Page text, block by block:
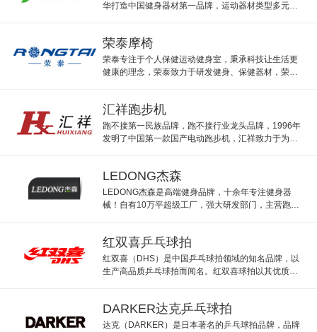
华打造中国健身器材第一品牌，运动器材类型多元完
荣泰摩椅
荣泰专注于个人保健运动健身室，秉承科技让生活更
健康的理念，荣泰致力于研发健身、保健器材，荣泰
汇祥跑步机
跑不接第一民族品牌，跑不接行业龙头品牌，1996年
发明了中国第一款国产电动跑步机，汇祥致力于为大
LEDONG杰森
LEDONG杰森是高端健身品牌，十余年专注健身器
械！自有10万平超级工厂，强大研发部门，主营跑步
红双喜乒乓球拍
红双喜（DHS）是中国乒乓球拍领域的知名品牌，以
生产高品质乒乓球拍而闻名。红双喜球拍以其优质材
DARKER达克乒乓球拍
达克（DARKER）是日本著名的乒乓球拍品牌，品牌